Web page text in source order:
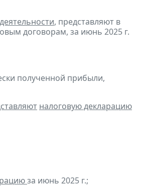
, представляют в
договорам, за июнь 2025 г.
полученной прибыли,
налоговую декларацию
за июнь 2025 г.;